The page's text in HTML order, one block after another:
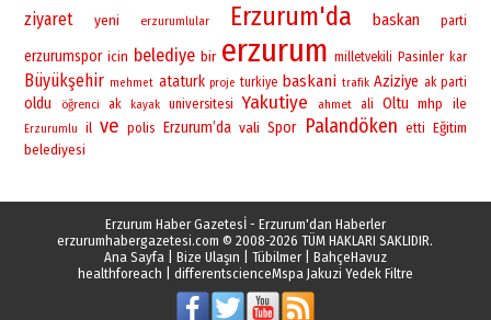
ziyaret yeni erzurumlular Erzurum'da baskan parti
erzurumspor icin belediye bir erzurum milletvekili Pasinler kar
Büyükşehir mehmet ataturk proje turkiye baskani trafik Aziziye ak parti
oldu öğrenci ak kayak universitesi Yakutiye ahmet ali Oltu mhp ile
Erzurumlu il ve polis Erzurum’da vali Spor Palandöken etti Eğitim
belediyesi
Erzurum Haber Gazetesİ - Erzurum'dan Haberler
erzurumhabergazetesi.com © 2008-2026 TÜM HAKLARI SAKLIDIR.
Ana Sayfa| Bize Ulaşın Tübilmer| BahçeHavuz
healthforeach
differentscienceMspa Jakuzi Yedek Filtre